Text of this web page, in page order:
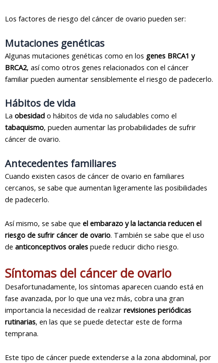
Los factores de riesgo del cáncer de ovario pueden ser:
Mutaciones genéticas
Algunas mutaciones genéticas como en los genes BRCA1 y
BRCA2, así como otros genes relacionados con el cáncer
familiar pueden aumentar sensiblemente el riesgo de padecerlo.
Hábitos de vida
La obesidad o hábitos de vida no saludables como el
tabaquismo, pueden aumentar las probabilidades de sufrir
cáncer de ovario.
Antecedentes familiares
Cuando existen casos de cáncer de ovario en familiares
cercanos, se sabe que aumentan ligeramente las posibilidades
de padecerlo.
Así mismo, se sabe que el embarazo y la lactancia reducen el
riesgo de sufrir cáncer de ovario. También se sabe que el uso
de anticonceptivos orales puede reducir dicho riesgo.
Síntomas del cáncer de ovario
Desafortunadamente, los síntomas aparecen cuando está en
fase avanzada, por lo que una vez más, cobra una gran
importancia la necesidad de realizar revisiones periódicas
rutinarias, en las que se puede detectar este de forma
temprana.
Este tipo de cáncer puede extenderse a la zona abdominal, por